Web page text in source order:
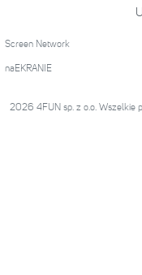
Screen Network
naEKRANIE
2026 4FUN sp. z o.o. Wszelkie